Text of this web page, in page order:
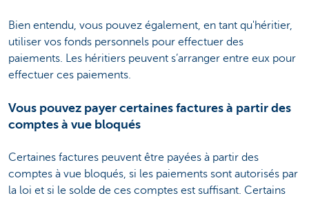
Bien entendu, vous pouvez également, en tant qu'héritier,
utiliser vos fonds personnels pour effectuer des
paiements. Les héritiers peuvent s’arranger entre eux pour
effectuer ces paiements.
Vous pouvez payer certaines factures à partir des
comptes à vue bloqués
Certaines factures peuvent être payées à partir des
comptes à vue bloqués, si les paiements sont autorisés par
la loi et si le solde de ces comptes est suffisant. Certains